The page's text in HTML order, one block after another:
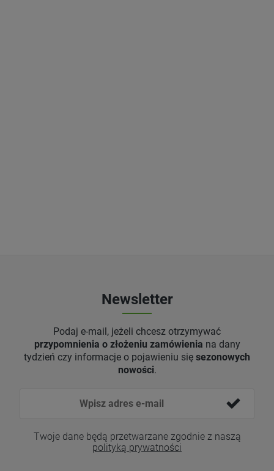
Newsletter
Podaj e-mail, jeżeli chcesz otrzymywać
przypomnienia o złożeniu zamówienia na dany
tydzień czy informacje o pojawieniu się sezonowych
nowości.
Twoje dane będą przetwarzane zgodnie z naszą
polityką prywatności